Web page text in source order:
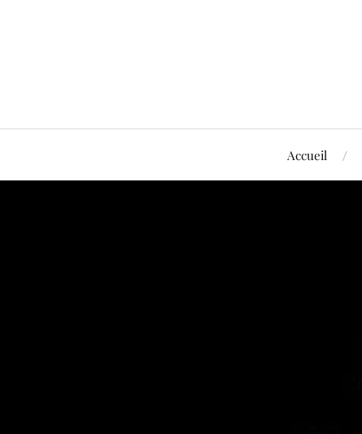
Accueil